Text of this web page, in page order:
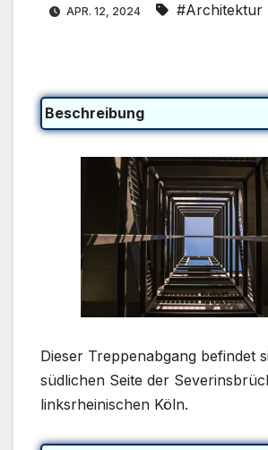
APR. 12, 2024 #Architektur
Beschreibung
Dieser Treppenabgang befindet
südlichen Seite der
linksrheinischen Köln.